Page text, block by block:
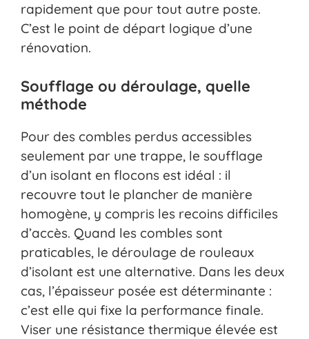
rapidement que pour tout autre poste.
C’est le point de départ logique d’une
rénovation.
Soufflage ou déroulage, quelle
méthode
Pour des combles perdus accessibles
seulement par une trappe, le soufflage
d’un isolant en flocons est idéal : il
recouvre tout le plancher de manière
homogène, y compris les recoins difficiles
d’accès. Quand les combles sont
praticables, le déroulage de rouleaux
d’isolant est une alternative. Dans les deux
cas, l’épaisseur posée est déterminante :
c’est elle qui fixe la performance finale.
Viser une résistance thermique élevée est